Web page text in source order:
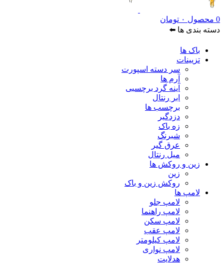
0 محصول ۰ تومان
دسته بندی ها ⬅️
باک ها
تزیینات
سر دسته اسپورت
آرم ها
آینه گرد برچسبی
ابر رنتال
برچسب ها
دزدگیر
زه باک
شبرنگ
عرق گیر
میل رنتال
زین و روکش ها
زین
روکش زین و باک
لامپ ها
لامپ جلو
لامپ راهنما
لامپ سکن
لامپ عقب
لامپ کیلومتر
لامپ نواری
هدلایت